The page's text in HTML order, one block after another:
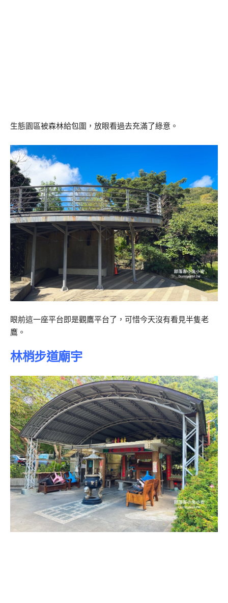
生態園區被森林給包圍，放眼看過去充滿了綠意。
眼前這一座平台即是觀鷹平台了，可惜今天沒有看見半隻老
鷹。
林梢步道廟宇